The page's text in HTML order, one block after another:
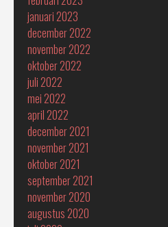
januari 2023
december 2022
november 2022
oktober 2022
juli 2022
mei 2022
april 2022
december 2021
november 2021
oktober 2021
september 2021
november 2020
augustus 2020